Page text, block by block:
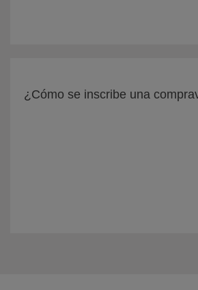
¿Cómo se inscribe una